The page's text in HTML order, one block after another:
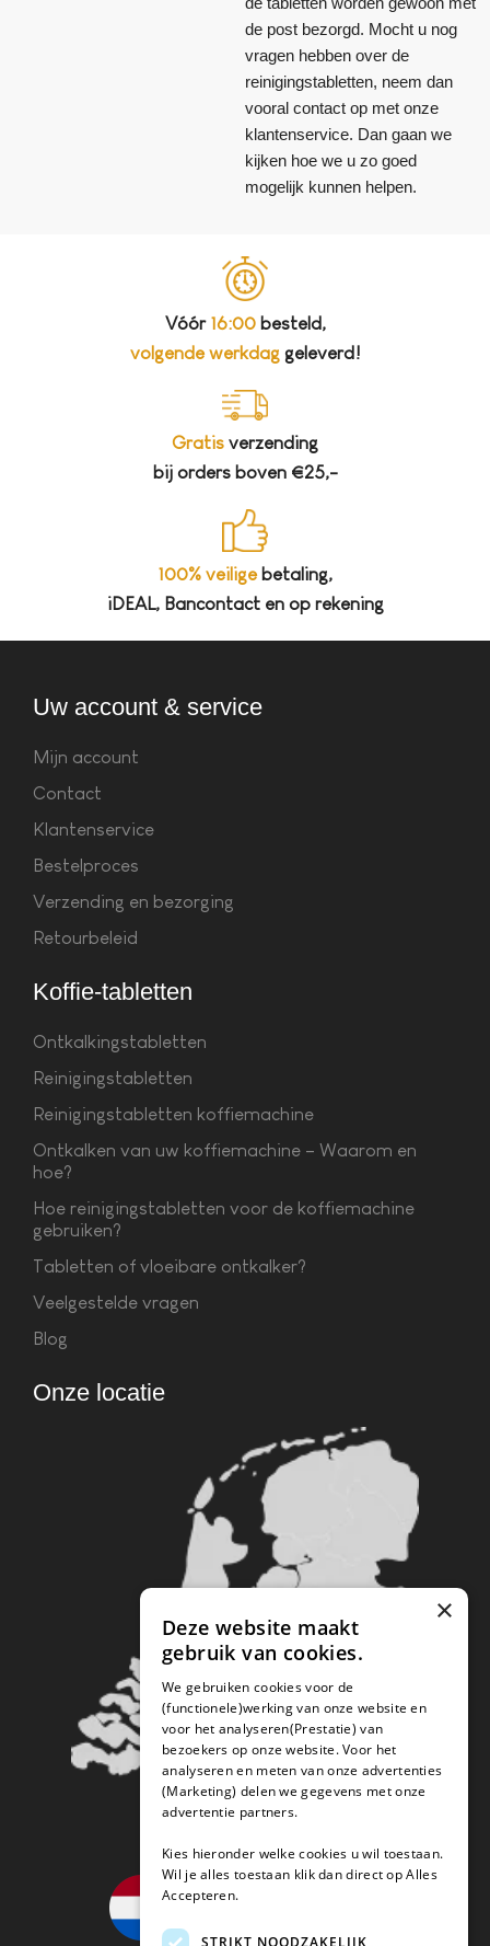
de post bezorgd. Mocht u nog
vragen hebben over de
reinigingstabletten, neem dan
vooral contact op met onze
klantenservice. Dan gaan we
kijken hoe we u zo goed
mogelijk kunnen helpen.
Vóór 16:00besteld,
volgende werkdaggeleverd!
Gratis verzending
bij orders boven €25,-
100% veiligebetaling,
iDEAL, Bancontact en op rekening
Uw account & service
Mijn account
Contact
Klantenservice
Bestelproces
Verzending en bezorging
Retourbeleid
Koffie-tabletten
Ontkalkingstabletten
Reinigingstabletten
Reinigingstabletten koffiemachine
Ontkalken van uw koffiemachine – Waarom en
hoe?
Hoe reinigingstabletten voor de koffiemachine
gebruiken?
Tabletten of vloeibare ontkalker?
Veelgestelde vragen
Blog
Onze locatie
×
Deze website maakt
gebruik van cookies.
We gebruiken cookies voor de
(functionele)werking van onze website en
voor het analyseren(Prestatie) van
bezoekers op onze website. Voor het
analyseren en meten van onze advertenties
(Marketing) delen we gegevens met onze
advertentie partners.
Kies hieronder welke cookies u wil toestaan.
Wil je alles toestaan klik dan direct op Alles
Accepteren.
STRIKT NOODZAKELIJK